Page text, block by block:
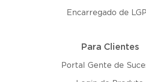
Encarregado de
Para Clientes
Portal Gente de